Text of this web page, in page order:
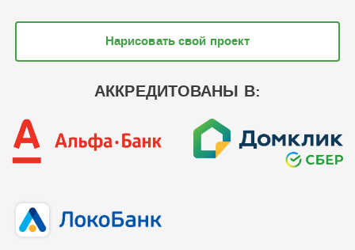
Нарисовать свой проект
АККРЕДИТОВАНЫ В: